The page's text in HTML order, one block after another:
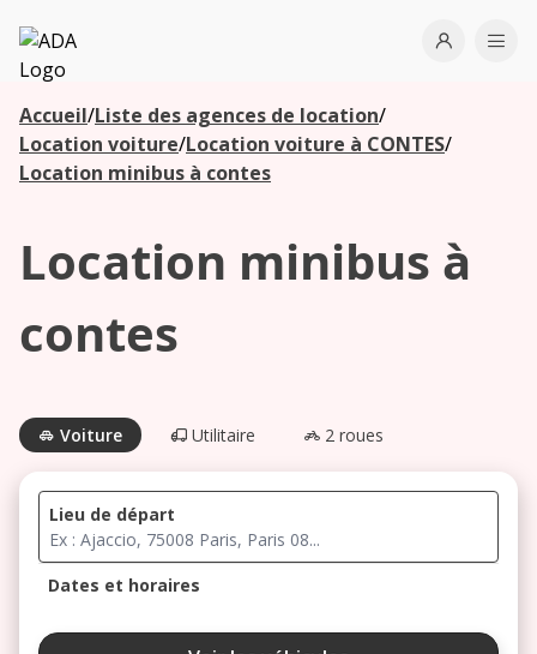
ADA
Open
Accueil/Liste des agences de location/
Location voiture/Location voiture à CONTES/
Location minibus à contes
Location minibus à
contes
Voiture Utilitaire 2 roues
Lieu de départ
Dates et horaires
août 2026
Les
agences à
proximité
Commencez
recherche
proximité